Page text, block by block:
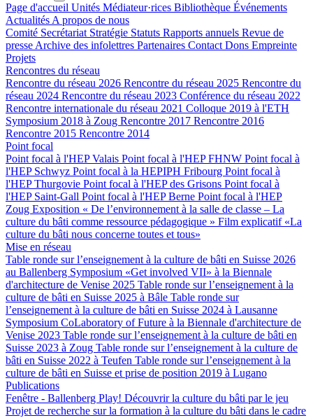
Page d'accueil Unités Médiateur·rices Bibliothèque Événements
Actualités A propos de nous
Comité Secrétariat Stratégie Statuts Rapports annuels Revue de
presse Archive des infolettres Partenaires Contact Dons Empreinte
Projets
Rencontres du réseau
Rencontre du réseau 2026 Rencontre du réseau 2025 Rencontre du
réseau 2024 Rencontre du réseau 2023 Conférence du réseau 2022
Rencontre internationale du réseau 2021 Colloque 2019 à l'ETH
Symposium 2018 à Zoug Rencontre 2017 Rencontre 2016
Rencontre 2015 Rencontre 2014
Point focal
Point focal à l'HEP Valais Point focal à l'HEP FHNW Point focal à
l'HEP Schwyz Point focal à la HEPIPH Fribourg Point focal à
l'HEP Thurgovie Point focal à l'HEP des Grisons Point focal à
l'HEP Saint-Gall Point focal à l'HEP Berne Point focal à l'HEP
Zoug Exposition « De l’environnement à la salle de classe – La
culture du bâti comme ressource pédagogique » Film explicatif «La
culture du bâti nous concerne toutes et tous»
Mise en réseau
Table ronde sur l’enseignement à la culture de bâti en Suisse 2026
au Ballenberg Symposium «Get involved VII» à la Biennale
d'architecture de Venise 2025 Table ronde sur l’enseignement à la
culture de bâti en Suisse 2025 à Bâle Table ronde sur
l’enseignement à la culture de bâti en Suisse 2024 à Lausanne
Symposium CoLaboratory of Future à la Biennale d'architecture de
Venise 2023 Table ronde sur l’enseignement à la culture de bâti en
Suisse 2023 à Zoug Table ronde sur l’enseignement à la culture de
bâti en Suisse 2022 à Teufen Table ronde sur l’enseignement à la
culture de bâti en Suisse et prise de position 2019 à Lugano
Publications
Fenêtre - Ballenberg Play! Découvrir la culture du bâti par le jeu
Projet de recherche sur la formation à la culture du bâti dans le cadre